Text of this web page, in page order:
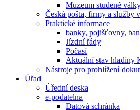
Muzeum studené
Česká pošta, firmy a služby
Praktické informace
banky, pojišťovny,
Jízdní řády
Počasí
Aktuální stav hladiny
Nástroje pro prohlížení
Úřad
Úřední deska
e-podatelna
Datová schránka